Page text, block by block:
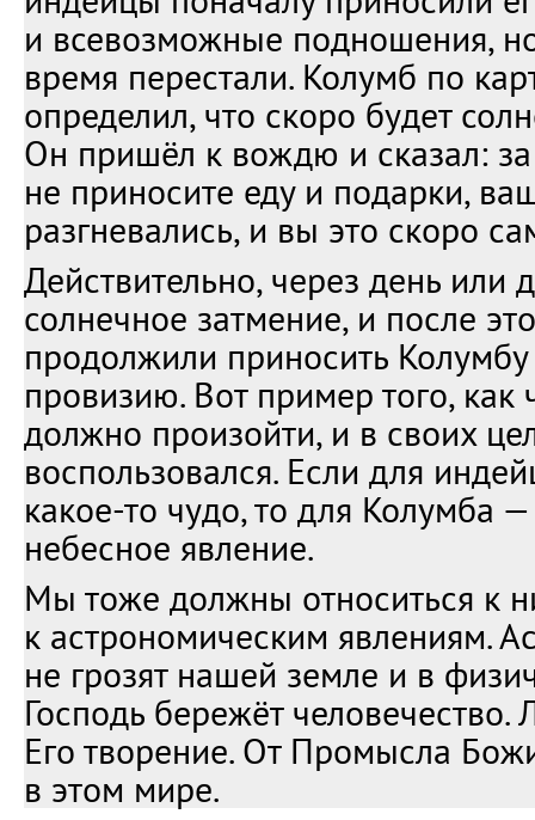
и всевозможные подношения,
время перестали. Колумб по
определил, что скоро будет
Он пришёл к вождю и сказал:
не приносите еду и подарки,
разгневались, и вы это скоро
Действительно, через день или
солнечное затмение, и после
продолжили приносить
провизию. Вот пример того, как
должно произойти, и в своих
воспользовался. Если для
какое-то чудо, то для Колумба
небесное явление.
Мы тоже должны относиться к
к астрономическим явлениям.
не грозят нашей земле и в
Господь бережёт
Его творение. От Промысла
в этом мире.